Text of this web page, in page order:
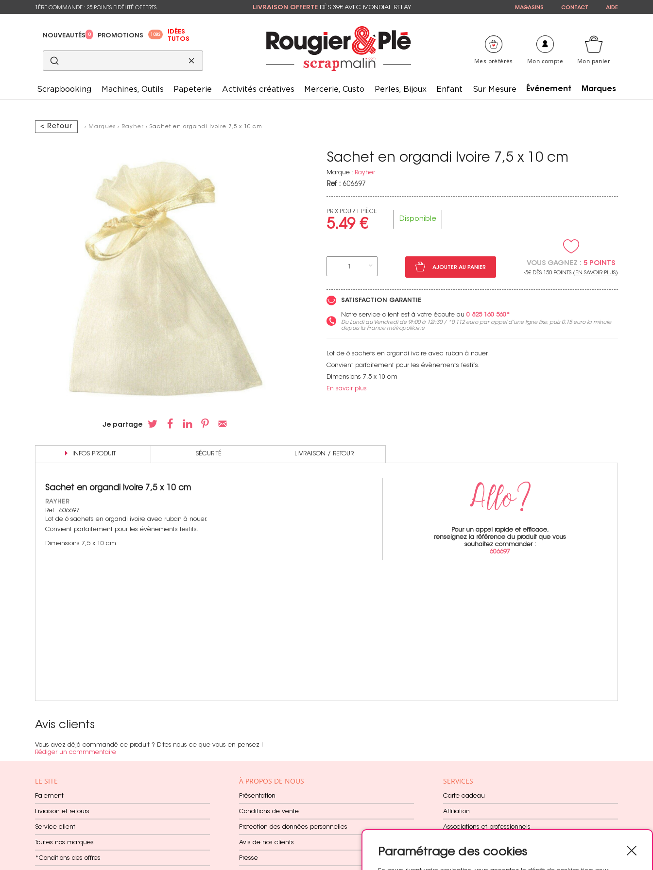
1ÈRE COMMANDE : 25 POINTS FIDÉLITÉ OFFERTS LIVRAISON OFFERTE DÈS 39€ AVEC MONDIAL RELAY MAGASINS CONTACT AIDE
NOUVEAUTÉS 0 PROMOTIONS 1082
IDÉES
TUTOS
Mes préférés Mon panier
Mon compte
Scrapbooking Machines, Outils Papeterie Activités créatives Mercerie, Custo Perles, Bijoux Enfant Sur Mesure Événement Marques
Voir toutes nos marques
< Retour › Marques › Rayher › Sachet en organdi Ivoire 7,5 x 10 cm
Je partage
Sachet en organdi Ivoire 7,5 x 10 cm
Marque : Rayher
Ref : 606697
PRIX POUR 1 PIÈCE
5.49 € Disponible
1 AJOUTER AU PANIER
VOUS GAGNEZ : 5 POINTS
-5€ DÈS 150 POINTS ( EN SAVOIR PLUS)
SATISFACTION GARANTIE
Notre service client est à votre écoute au 0 825 160 560*
Du Lundi au Vendredi de 9h00 à 12h30 / *0,112 europar appel d’une ligne fixe, puis 0,15 eurola minute
depuis la France métropolitaine
Lot de 6 sachets en organdi ivoire avec ruban à nouer.
Convient parfaitement pour les évènements festifs.
Dimensions 7,5 x 10 cm
En savoir plus
INFOS PRODUIT SÉCURITÉ LIVRAISON / RETOUR
Sachet en organdi Ivoire 7,5 x 10 cm
RAYHER
Ref : 606697
Lot de 6 sachets en organdi ivoire avec ruban à nouer.
Convient parfaitement pour les évènements festifs.
Dimensions 7,5 x 10 cm
Pour un appel rapide et efficace,
renseignez la référence du produit que vous
souhaitez commander :
606697
Avis clients
Vous avez déjà commandé ce produit ? Dites-nous ce que vous en pensez !
Rédiger un commmentaire
LE SITE
Paiement
Livraison et retours
Service client
Toutes nos marques
*Conditions des offres
À PROPOS DE NOUS
Présentation
Conditions de vente
Protection des données personnelles
Avis de nos clients
Presse
SERVICES
Carte cadeau
Affiliation
Associations et professionnels
Cadeau dès 60€
Non merci !
Paramétrage des cookies